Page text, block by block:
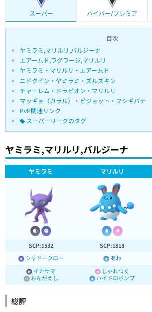
スーパー ハイパー/プレミア
目次
ヤミラミ,マリルリ,バルジーナ
エアームド,ラグラージ,マリルリ
ヤミラミ・マリルリ・エアームド
ニドクイン・ヤミラミ・ズルズキン
チャーレム・ドラピオン・マリルリ
マッギョ（ガラル）・ピジョット・フシギバナ
PvP関連リンク
スーパーリーグのタグ
ヤミラミ,マリルリ,バルジーナ
ヤミラミ マリルリ
SCP:1532 SCP:1818
シャドークロー
あわ
イカサマ
おんがえし
じゃれつく
ハイドロポンプ
総評